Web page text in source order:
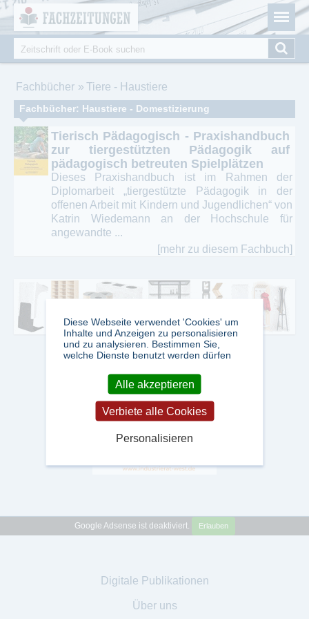
Fachzeitungen.de - Das unabhängige Portal für
Fachmagazine Fachpublikationen & eBooks
Suchformular
Suche
Fachbücher
Tiere - Haustiere
Fachbücher: Haustiere - Domestizierung
Tierisch Pädagogisch - Praxishandbuch
zur tiergestützten Pädagogik auf
pädagogisch betreuten Spielplätzen
Dieses Praxishandbuch ist im Rahmen der
Diplomarbeit „tiergestützte Pädagogik in der
offenen Arbeit mit Kindern und Jugendlichen“ von
Katrin Wiedemann an der Hochschule für
angewandte ...
[mehr zu diesem Fachbuch]
Google Adsense ist deaktiviert. Erlauben
Digitale Publikationen
Über uns
Cookie-Einstellungen
Diese Webseite verwendet 'Cookies' um
Inhalte und Anzeigen zu personalisieren
und zu analysieren. Bestimmen Sie,
welche Dienste benutzt werden dürfen
Alle akzeptieren
Verbiete alle Cookies
Personalisieren